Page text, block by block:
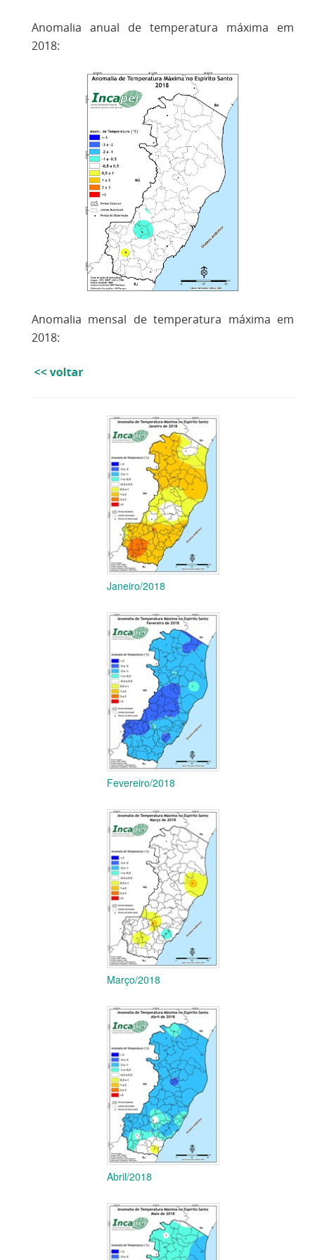
Anomalia anual de temperatura máxima em
2018:
Anomalia mensal de temperatura máxima em
2018:
Janeiro/2018
Fevereiro/2018
Março/2018
Abril/2018